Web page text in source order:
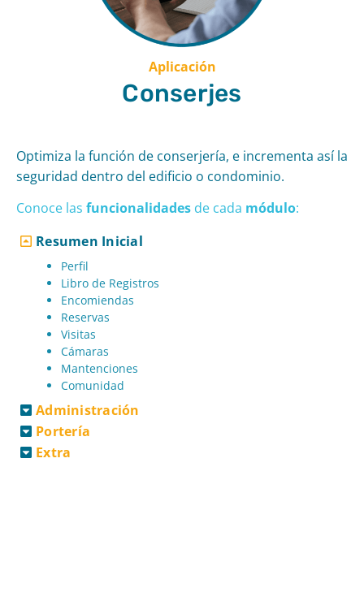
Aplicación
Conserjes
Optimiza la función de conserjería, e incrementa así la
seguridad dentro del edificio o condominio.
Conoce las funcionalidades de cada módulo:
Resumen Inicial
Perfil
Libro de Registros
Encomiendas
Reservas
Visitas
Cámaras
Mantenciones
Comunidad
Administración
Portería
Extra